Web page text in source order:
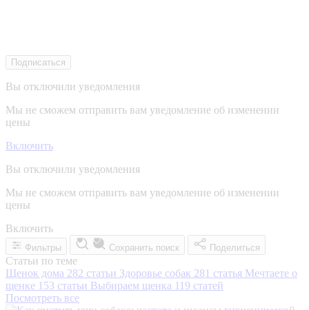
Подписаться
Вы отключили уведомления
Мы не сможем отправить вам уведомление об изменении
цены
Включить
Вы отключили уведомления
Мы не сможем отправить вам уведомление об изменении
цены
Включить
Фильтры Сохранить поиск Поделиться
Статьи по теме
Щенок дома 282 статьи Здоровье собак 281 статья Мечтаете о
щенке 153 статьи Выбираем щенка 119 статей
Посмотреть все